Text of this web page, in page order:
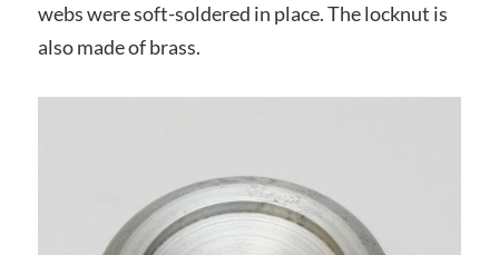
webs were soft-soldered in place. The locknut is
also made of brass.